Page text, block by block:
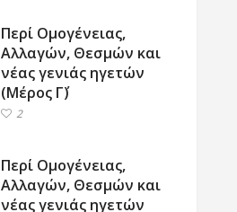
Περί Ομογένειας,
Αλλαγών, Θεσμών και
νέας γενιάς ηγετών
(Μέρος Γ΄)
2
Περί Ομογένειας,
Αλλαγών, Θεσμών και
νέας γενιάς ηγετών